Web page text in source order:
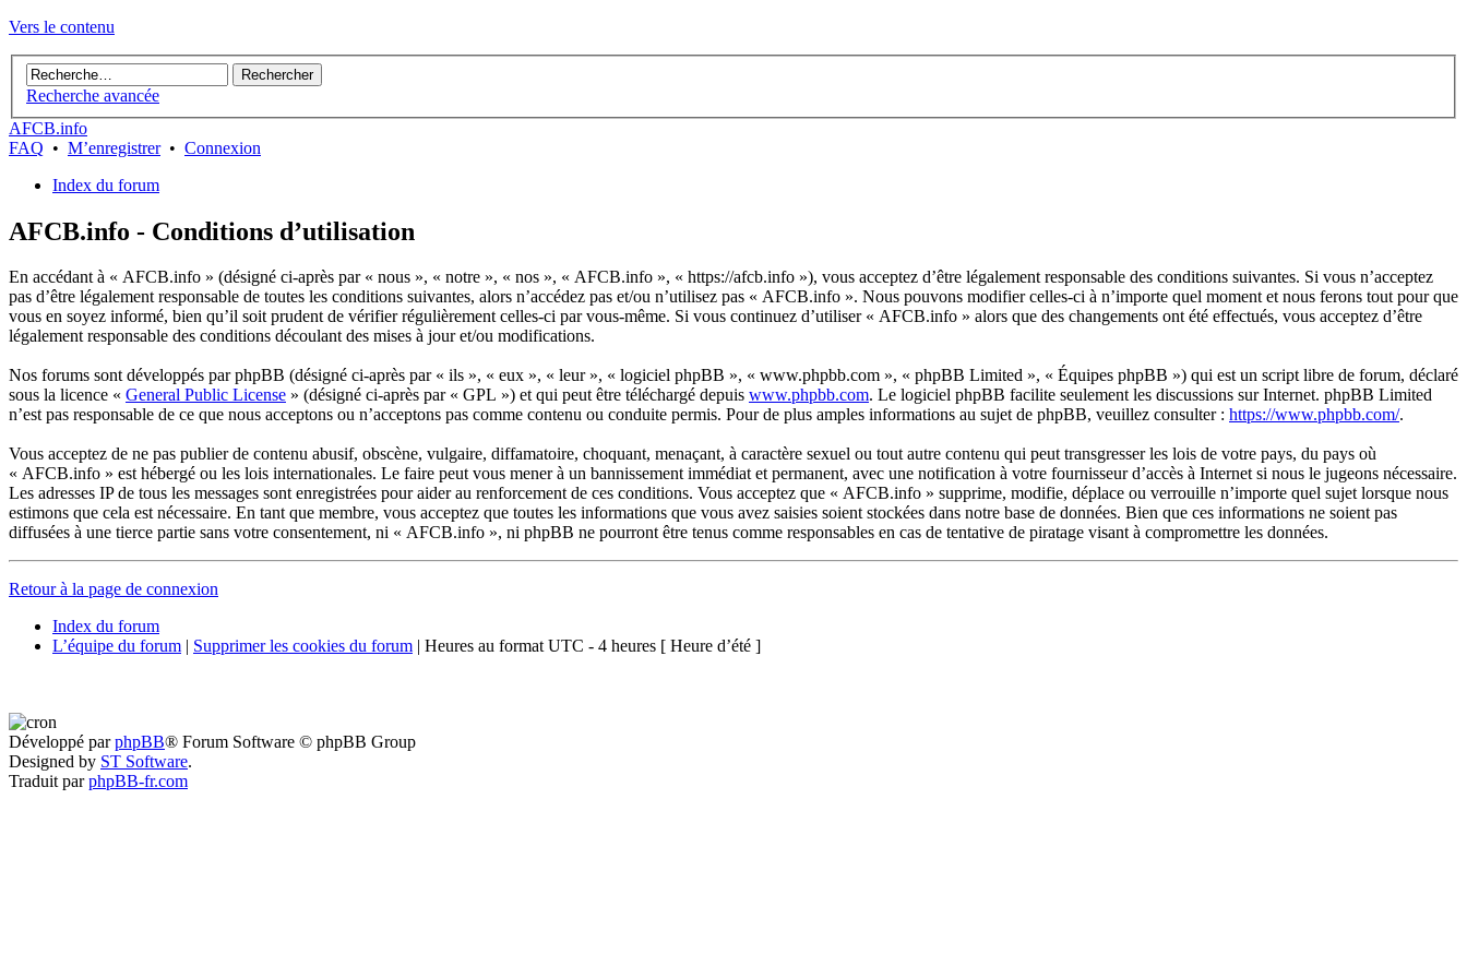
Vers le contenu
Recherche avancée
AFCB.info
FAQ • M’enregistrer • Connexion
Index du forum
AFCB.info - Conditions d’utilisation
En accédant à « AFCB.info » (désigné ci-après par « nous », « notre », « nos », « AFCB.info », « https://afcb.info »), vous acceptez d’être légalement responsable des conditions suivantes. Si vous n’acceptez
pas d’être légalement responsable de toutes les conditions suivantes, alors n’accédez pas et/ou n’utilisez pas « AFCB.info ». Nous pouvons modifier celles-ci à n’importe quel moment et nous ferons tout pour que
vous en soyez informé, bien qu’il soit prudent de vérifier régulièrement celles-ci par vous-même. Si vous continuez d’utiliser « AFCB.info » alors que des changements ont été effectués, vous acceptez d’être
légalement responsable des conditions découlant des mises à jour et/ou modifications.
Nos forums sont développés par phpBB (désigné ci-après par « ils », « eux », « leur », « logiciel phpBB », « www.phpbb.com », « phpBB Limited », « Équipes phpBB ») qui est un script libre de forum, déclaré
sous la licence « General Public License » (désigné ci-après par « GPL ») et qui peut être téléchargé depuis www.phpbb.com. Le logiciel phpBB facilite seulement les discussions sur Internet. phpBB Limited
n’est pas responsable de ce que nous acceptons ou n’acceptons pas comme contenu ou conduite permis. Pour de plus amples informations au sujet de phpBB, veuillez consulter : https://www.phpbb.com/.
Vous acceptez de ne pas publier de contenu abusif, obscène, vulgaire, diffamatoire, choquant, menaçant, à caractère sexuel ou tout autre contenu qui peut transgresser les lois de votre pays, du pays où
« AFCB.info » est hébergé ou les lois internationales. Le faire peut vous mener à un bannissement immédiat et permanent, avec une notification à votre fournisseur d’accès à Internet si nous le jugeons nécessaire.
Les adresses IP de tous les messages sont enregistrées pour aider au renforcement de ces conditions. Vous acceptez que « AFCB.info » supprime, modifie, déplace ou verrouille n’importe quel sujet lorsque nous
estimons que cela est nécessaire. En tant que membre, vous acceptez que toutes les informations que vous avez saisies soient stockées dans notre base de données. Bien que ces informations ne soient pas
diffusées à une tierce partie sans votre consentement, ni « AFCB.info », ni phpBB ne pourront être tenus comme responsables en cas de tentative de piratage visant à compromettre les données.
Retour à la page de connexion
Index du forum
L’équipe du forum | Supprimer les cookies du forum | Heures au format UTC - 4 heures [ Heure d’été ]
Développé parphpBB® Forum Software © phpBB Group
Designed by ST Software.
Traduit parphpBB-fr.com